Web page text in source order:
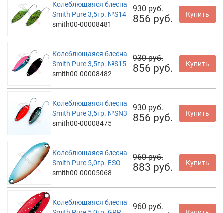
Колеблющаяся блесна
Smith Pure 3,5гр. №S14
smith00-00008481
930 руб.
856 руб. Купить
Колеблющаяся блесна
Smith Pure 3,5гр. №S15
smith00-00008482
930 руб.
856 руб. Купить
Колеблющаяся блесна
Smith Pure 3,5гр. №SN3
smith00-00008475
930 руб.
856 руб. Купить
Колеблющаяся блесна
Smith Pure 5,0гр. BSO
smith00-00005068
960 руб.
883 руб. Купить
Колеблющаяся блесна
960 руб.